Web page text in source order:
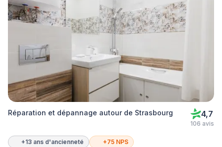
Réparation et dépannage autour de Strasbourg 4,7
106 avis
+13 ans d'ancienneté +75 NPS